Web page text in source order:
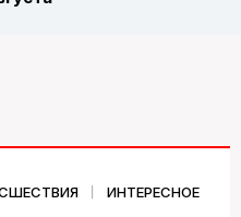
ИНТЕРЕСНОЕ